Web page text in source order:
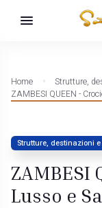
Home
Strutture,
ZAMBESI QUEEN -
Strutture, destinazioni
ZAMBESI
Lusso e